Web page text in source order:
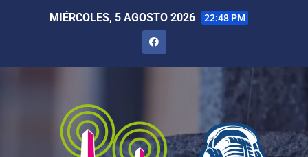
MIÉRCOLES, 5 AGOSTO 2026 22:48 PM